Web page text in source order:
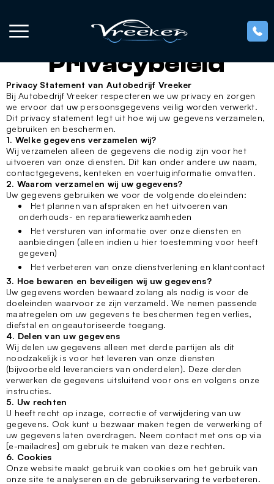
Privacybeleid
Privacy Statement van Autobedrijf Vreeker
Bij Autobedrijf Vreeker respecteren we uw privacy en zorgen
we ervoor dat uw persoonsgegevens veilig worden verwerkt.
Dit privacy statement legt uit hoe wij uw gegevens verzamelen,
gebruiken en beschermen.
1. Welke gegevens verzamelen wij?
Wij verzamelen alleen de gegevens die nodig zijn voor het
uitvoeren van onze diensten. Dit kan onder andere uw naam,
contactgegevens, kenteken en voertuiginformatie omvatten.
2. Waarom verzamelen wij uw gegevens?
Uw gegevens gebruiken we voor de volgende doeleinden:
Het plannen van afspraken en het uitvoeren van
onderhouds- en reparatiewerkzaamheden
Het versturen van informatie over onze diensten en
aanbiedingen (alleen indien u hier toestemming voor heeft
gegeven)
Het verbeteren van onze dienstverlening en klantcontact
3. Hoe bewaren en beveiligen wij uw gegevens?
Uw gegevens worden bewaard zolang als nodig is voor de
doeleinden waarvoor ze zijn verzameld. We nemen passende
maatregelen om uw gegevens te beschermen tegen verlies,
diefstal en ongeautoriseerde toegang.
4. Delen van uw gegevens
Wij delen uw gegevens alleen met derde partijen als dit
noodzakelijk is voor het leveren van onze diensten
(bijvoorbeeld leveranciers van onderdelen). Deze derden
verwerken de gegevens uitsluitend voor ons en volgens onze
instructies.
5. Uw rechten
U heeft recht op inzage, correctie of verwijdering van uw
gegevens. Ook kunt u bezwaar maken tegen de verwerking of
uw gegevens laten overdragen. Neem contact met ons op via
[e-mailadres] om gebruik te maken van deze rechten.
6. Cookies
Onze website maakt gebruik van cookies om het gebruik van
onze site te analyseren en de gebruikservaring te verbeteren.